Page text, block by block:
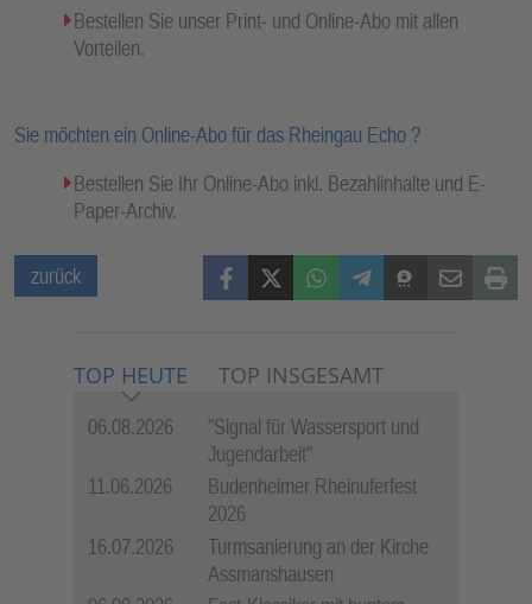
Bestellen Sie unser Print- und Online-Abo mit allen
Vorteilen.
Sie möchten ein Online-Abo für das Rheingau Echo ?
Bestellen Sie Ihr Online-Abo inkl. Bezahlinhalte und E-
Paper-Archiv.
zurück FacebookX (Twitter)WhatsAppTelegramThreemaMail Print
TOP HEUTE TOP INSGESAMT
06.08.2026
"Signal für Wassersport und
Jugendarbeit"
11.06.2026
Budenheimer Rheinuferfest
2026
16.07.2026
Turmsanierung an der Kirche
Assmanshausen